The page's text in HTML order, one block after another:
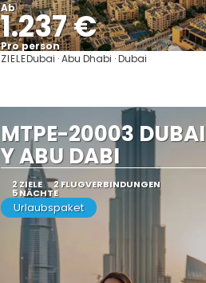
Ab
1.237 €
Pro person
Sehen
ZIELEDubai · Abu Dhabi · Dubai
MTPE-20003 DUBAI
Y ABU DABI
2 ZIELE 2 FLUGVERBINDUNGEN
5 NÄCHTE
Urlaubspaket